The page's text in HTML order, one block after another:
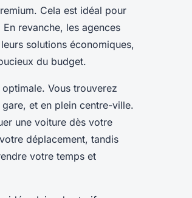
Cela est idéal pour
revanche, les agences
solutions économiques,
du budget.
Vous trouverez
et en plein centre-ville.
une voiture dès votre
déplacement, tandis
votre temps et